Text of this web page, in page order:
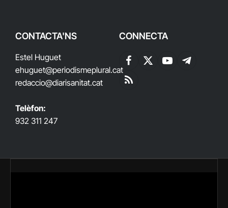
CONTACTA'NS
Estel Huguet
ehuguet@periodismeplural.cat
redaccio@diarisanitat.cat
Telèfon:
932 311 247
CONNECTA
Facebook
X
YouTubeTelegram
RSS